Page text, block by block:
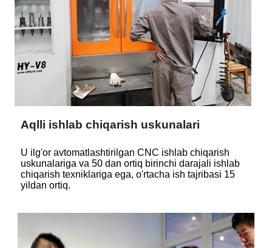
Aqlli ishlab chiqarish uskunalari
U ilg'or avtomatlashtirilgan CNC ishlab chiqarish
uskunalariga va 50 dan ortiq birinchi darajali ishlab
chiqarish texniklariga ega, o'rtacha ish tajribasi 15
yildan ortiq.